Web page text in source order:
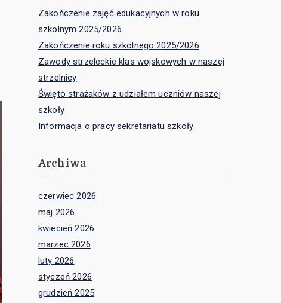
Zakończenie zajęć edukacyjnych w roku
szkolnym 2025/2026
Zakończenie roku szkolnego 2025/2026
Zawody strzeleckie klas wojskowych w naszej
strzelnicy
Święto strażaków z udziałem uczniów naszej
szkoły
Informacja o pracy sekretariatu szkoły
Archiwa
czerwiec 2026
maj 2026
kwiecień 2026
marzec 2026
luty 2026
styczeń 2026
grudzień 2025